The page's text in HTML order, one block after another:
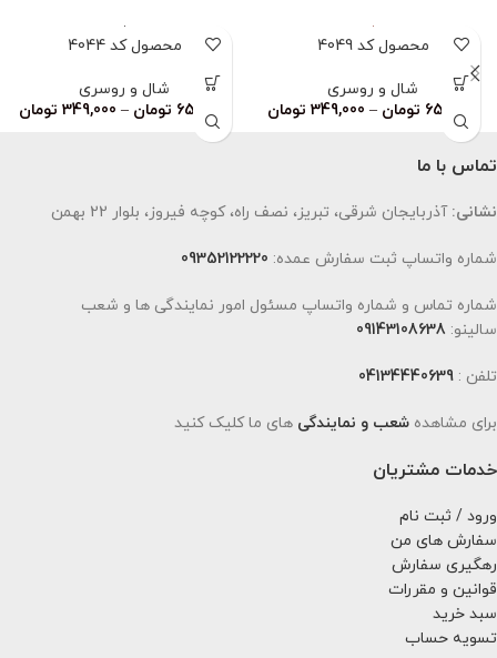
محصول کد 4049
شال و روسری
659,000 تومان –
349,000 تومان
محصول کد 4044
شال و روسری
659,000 تومان –
349,000 تومان
تماس با ما
نشانی: آذربایجان شرقی، تبریز، نصف راه، کوچه فیروز، بلوار 22 بهمن
شماره واتساپ ثبت سفارش عمده: 09352122220
شماره تماس و شماره واتساپ مسئول امور نمایندگی ها و شعب
سالینو: 09143108638
تلفن : 04134440639
برای مشاهده شعب و نمایندگی های ما کلیک کنید
خدمات مشتریان
ورود / ثبت نام
سفارش های من
رهگیری سفارش
قوانین و مقررات
سبد خرید
تسویه حساب